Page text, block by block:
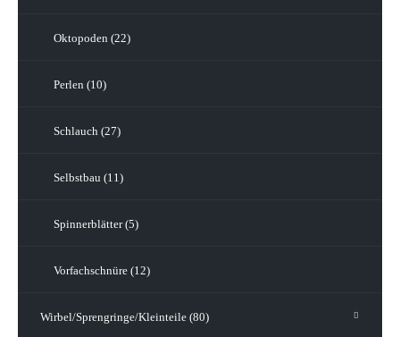
Oktopoden (22)
Perlen (10)
Schlauch (27)
Selbstbau (11)
Spinnerblätter (5)
Vorfachschnüre (12)
Wirbel/Sprengringe/Kleinteile (80)